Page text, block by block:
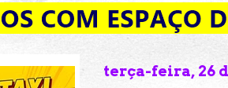
terça-feira, 26